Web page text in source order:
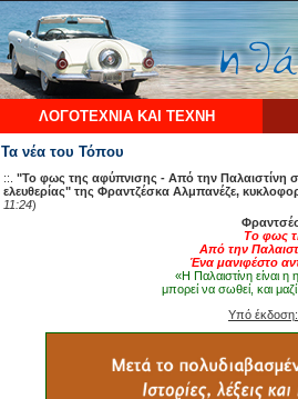
ΛΟΓΟΤΕΧΝΙΑ ΚΑΙ ΤΕΧΝΗ
Τα νέα του Τόπου
::. "Το φως της αφύπνισης - Από την Παλαιστίνη
ελευθερίας" της Φραντζέσκα Αλμπανέζε,
11:24)
Το φως
Από την
Ένα μανιφέστο
«Η Παλαιστίνη είναι η
μπορεί να σωθεί, και
Υπό